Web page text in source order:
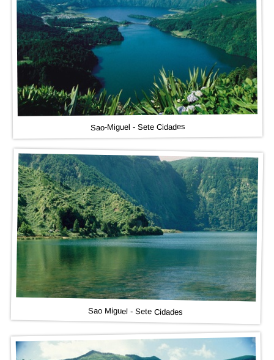
Sao-Miguel - Sete Cidades
Sao Miguel - Sete Cidades